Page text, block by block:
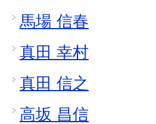
馬場 信春
真田 幸村
真田 信之
高坂 昌信